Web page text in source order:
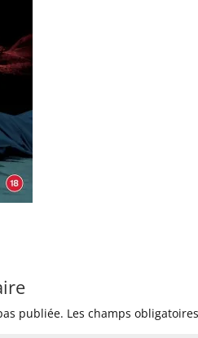
publiée. Les champs